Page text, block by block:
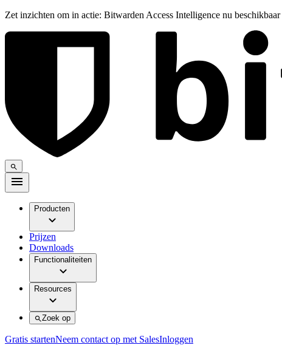
Zet inzichten om in actie: Bitwarden Access Intelligence nu beschikbaar
Producten
Prijzen
Downloads
Functionaliteiten
Resources
Zoek op
Gratis startenNeem contact op met SalesInloggen